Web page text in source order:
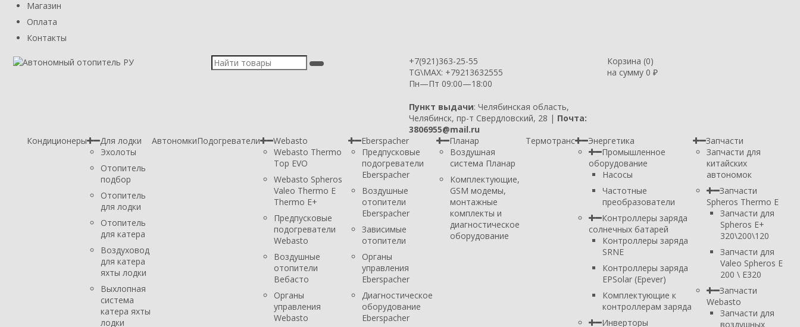
Магазин
Оплата
Контакты
+7(921)363-25-55
TG\MAX: +79213632555
Пн—Пт 09:00—18:00
Пункт выдачи: Челябинская область,
Челябинск, пр-т Свердловский, 28 | Почта:
3806955@mail.ru
Корзина (0)
на сумму 0 ₽
Кондиционеры
Для лодки
Эхолоты
Отопитель
подбор
Отопитель
для лодки
Отопитель
для катера
Воздуховод
для катера
яхты лодки
Выхлопная
система
катера яхты
лодки
АвтономкиПодогреватели
Webasto
Webasto Thermo
Top EVO
Webasto Spheros
Valeo Thermo E
Thermo E+
Предпусковые
подогреватели
Webasto
Воздушные
отопители
Вебасто
Органы
управления
Webasto
Eberspacher
Предпусковые
подогреватели
Eberspacher
Воздушные
отопители
Eberspacher
Зависимые
отопители
Органы
управления
Eberspacher
Диагностическое
оборудование
Eberspacher
Планар
Воздушная
система Планар
Комплектующие,
GSM модемы,
монтажные
комплекты и
диагностическое
оборудование
Термотранс
Энергетика
Промышленное
оборудование
Насосы
Частотные
преобразователи
Контроллеры заряда
солнечных батарей
Контроллеры заряда
SRNE
Контроллеры заряда
EPSolar (Epever)
Комплектующие к
контроллерам заряда
Инверторы
Запчасти
Запчасти для
китайских
автономок
Запчасти
Spheros Thermo E
Запчасти для
Spheros E+
320\200\120
Запчасти для
Valeo Spheros E
200 \ E320
Запчасти
Webasto
Запчасти для
воздушных